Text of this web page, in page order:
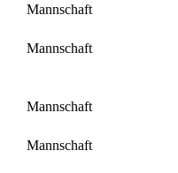
Mannschaft
Mannschaft
Mannschaft
Mannschaft